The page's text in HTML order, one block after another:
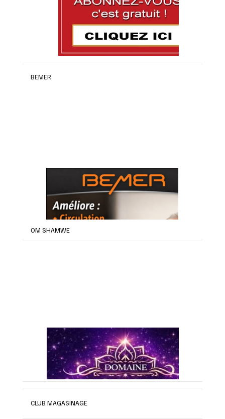
BEMER
OM SHAMWE
CLUB MAGASINAGE